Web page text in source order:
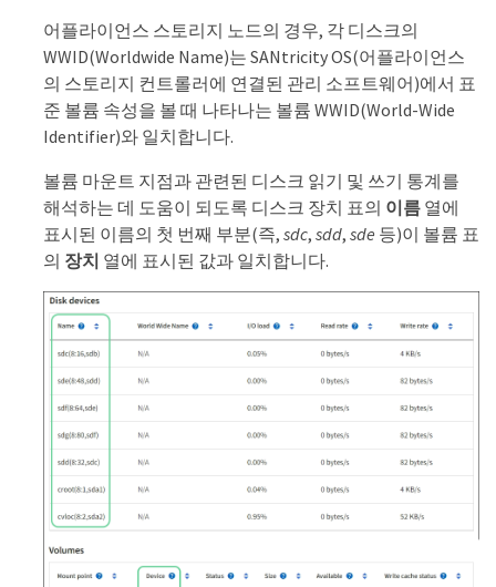
어플라이언스 스토리지 노드의 경우, 각 디스크의
WWID(Worldwide Name)는 SANtricity OS(어플라이언스
의 스토리지 컨트롤러에 연결된 관리 소프트웨어)에서 표
준 볼륨 속성을 볼 때 나타나는 볼륨 WWID(World-Wide
Identifier)와 일치합니다.
볼륨 마운트 지점과 관련된 디스크 읽기 및 쓰기 통계를
해석하는 데 도움이 되도록 디스크 장치 표의 이름열에
표시된 이름의 첫 번째 부분(즉, sdc, sdd, sde 등)이 볼륨 표
의 장치 열에 표시된 값과 일치합니다.